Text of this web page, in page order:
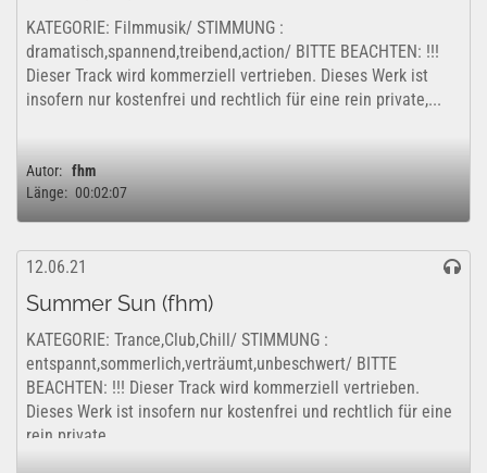
KATEGORIE: Filmmusik/ STIMMUNG :
dramatisch,spannend,treibend,action/ BITTE BEACHTEN: !!!
Dieser Track wird kommerziell vertrieben. Dieses Werk ist
insofern nur kostenfrei und rechtlich für eine rein private,...
Autor: fhm
Länge: 00:02:07
12.06.21
Summer Sun (fhm)
KATEGORIE: Trance,Club,Chill/ STIMMUNG :
entspannt,sommerlich,verträumt,unbeschwert/ BITTE
BEACHTEN: !!! Dieser Track wird kommerziell vertrieben.
Dieses Werk ist insofern nur kostenfrei und rechtlich für eine
rein private,...